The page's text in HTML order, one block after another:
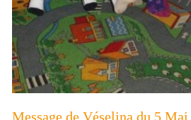
Message de Véselina du 5